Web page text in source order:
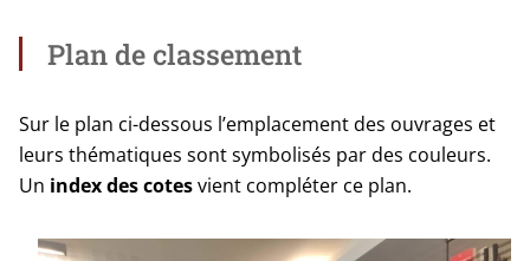
Plan de classement
Sur le plan ci-des­sous l’emplacement des ouvrages et
leurs thé­ma­tiques sont sym­bo­li­sés par des cou­leurs.
Un index des cotesvient com­plé­ter ce plan.